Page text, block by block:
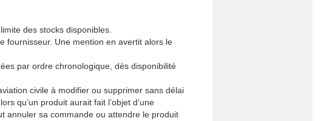
des stocks disponibles.
fournisseur. Une mention en avertit alors le
par ordre chronologique, dès disponibilité
civile à modifier ou supprimer sans délai
qu’un produit aurait fait l’objet d’une
annuler sa commande ou attendre le produit